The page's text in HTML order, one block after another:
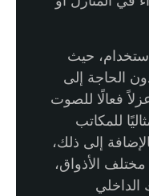
حيث
الحاجة إلى
فعالًا للصوت
للمكاتب
إلى ذلك،
الأذواق،